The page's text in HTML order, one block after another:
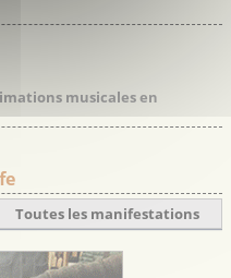
musicales en
Toutes les manifestations